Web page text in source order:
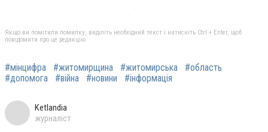
Якщо ви помітили помилку, виділіть необхідний текст і натисніть Ctrl + Enter, щоб
повідомити про це редакцію
#мінцифра #житомирщина #житомирська
#область
#допомога
#війна #новини #інформація
Ketlandia
журналіст